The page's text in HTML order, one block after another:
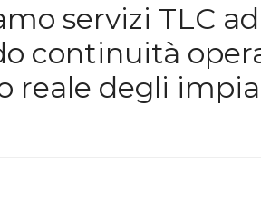
servizi TLC
continuità
reale degli